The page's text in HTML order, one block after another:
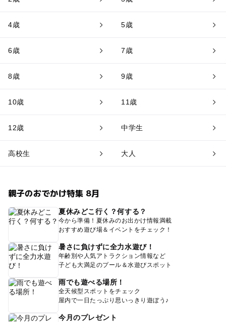
4歳 5歳
6歳 7歳
8歳 9歳
10歳 11歳
12歳 中学生
高校生 大人
親子のおでかけ特集 8月
夏休みどこ行く？何する？
今から準備！夏休みのお出かけ情報満載
おすすめ遊び場＆イベントをチェック！
暑さに負けずに全力水遊び！
年齢別や人気アトラクション情報など
子ども大満足のプール＆水遊びスポット
雨でも遊べる場所！
全天候型スポットをチェック
屋内で一日たっぷり思いっきり遊ぼう♪
今月のプレゼント